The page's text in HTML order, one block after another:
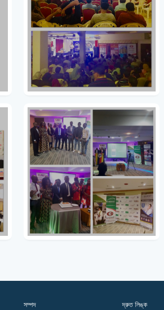
সম্পদ দ্রুত লিঙ্ক